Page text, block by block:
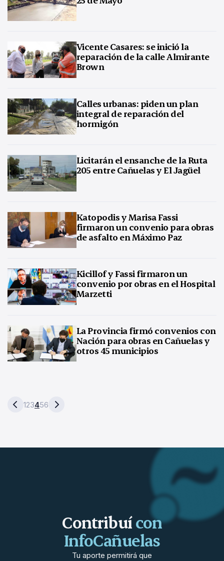
Vicente Casares: se inició la
reparación de la calle Almirante
Brown
Calles urbanas: piden un plan
integral de reparación del
hormigón
Licitarán el ensanche de la Ruta
205 entre Cañuelas y El Jagüel
Katopodis y Marisa Fassi
firmaron un convenio para obras
de asfalto en Máximo Paz
Kicillof y Fassi firmaron un
convenio por obras en el Hospital
Marzetti
La Provincia firmó convenios con
Nación para obras en Cañuelas y
otros 45 municipios
123456
Contribuícon
InfoCañuelas
Tu aporte permitirá que